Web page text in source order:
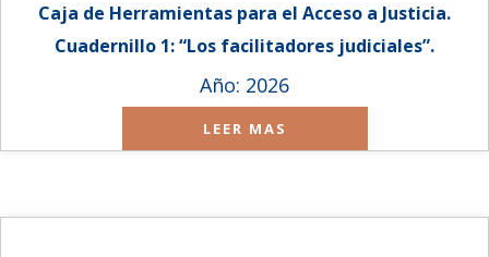
Caja de Herramientas para el Acceso a Justicia.
Cuadernillo 1: “Los facilitadores judiciales”.
Año: 2026
LEER MAS